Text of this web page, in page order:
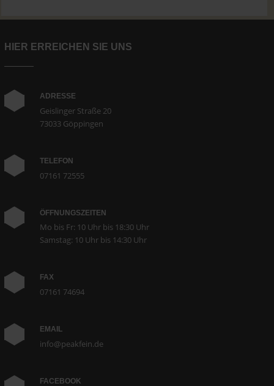
HIER ERREICHEN SIE UNS
ADRESSE
Geislinger Straße 20
73033 Göppingen
TELEFON
07161 72555
ÖFFNUNGSZEITEN
Mo bis Fr: 10 Uhr bis 18:30 Uhr
Samstag: 10 Uhr bis 14:30 Uhr
FAX
07161 74694
EMAIL
info@peakfein.de
FACEBOOK